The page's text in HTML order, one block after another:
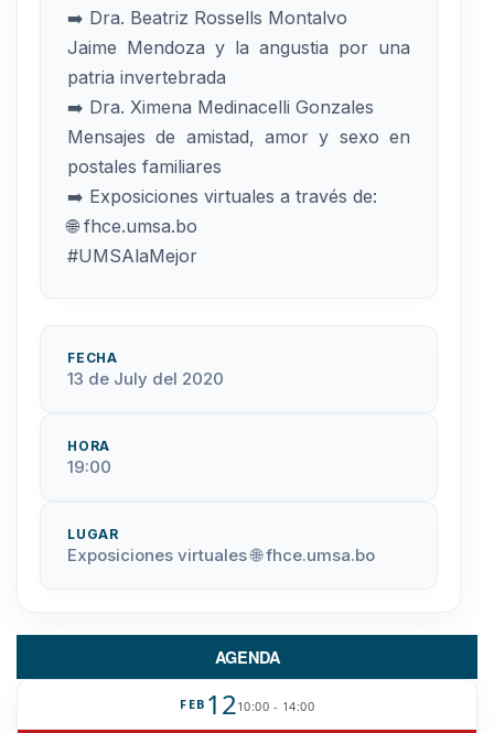
➡️ Dra. Beatriz Rossells Montalvo
Jaime Mendoza y la angustia por una
patria invertebrada
➡️ Dra. Ximena Medinacelli Gonzales
Mensajes de amistad, amor y sexo en
postales familiares
➡️ Exposiciones virtuales a través de:
🌐 fhce.umsa.bo
#UMSAlaMejor
FECHA
13 de July del 2020
HORA
19:00
LUGAR
Exposiciones virtuales 🌐 fhce.umsa.bo
AGENDA
FEB 1210:00 - 14:00